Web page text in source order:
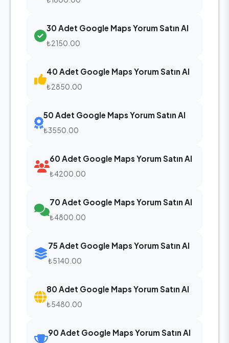
30 Adet Google Maps Yorum Satın Al
₺2150.00
40 Adet Google Maps Yorum Satın Al
₺2850.00
50 Adet Google Maps Yorum Satın Al
₺3550.00
60 Adet Google Maps Yorum Satın Al
₺4200.00
70 Adet Google Maps Yorum Satın Al
₺4800.00
75 Adet Google Maps Yorum Satın Al
₺5140.00
80 Adet Google Maps Yorum Satın Al
₺5480.00
90 Adet Google Maps Yorum Satın Al